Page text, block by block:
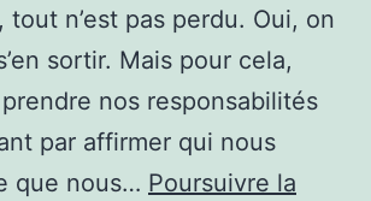
tout n’est pas perdu. Oui, on
sortir. Mais pour cela,
nos responsabilités
par affirmer qui nous
que nous… Poursuivre la